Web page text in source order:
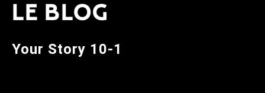
LE BLOG
Your Story 10-1